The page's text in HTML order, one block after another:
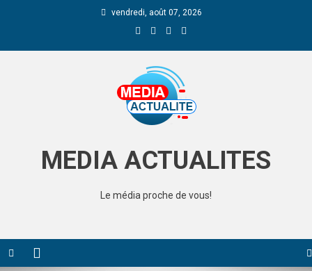
vendredi, août 07, 2026
MEDIA ACTUALITES
Le média proche de vous!